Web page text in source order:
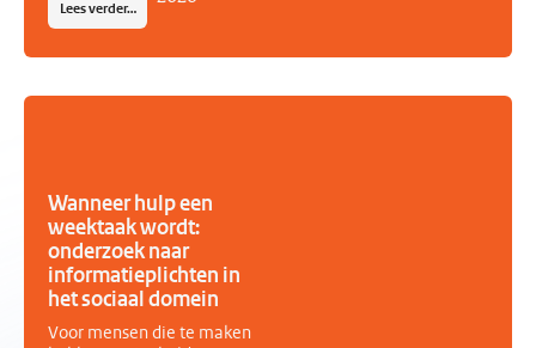
zij opleveren en wat
ministerie van
Binnenlandse Zaken en
Koninkrijksrelaties in het
kader van het Actieplan
Open Overheid.
Lees verder…
Wanneer hulp een
weektaak wordt:
onderzoek naar
informatieplichten in
het sociaal domein
Voor mensen die te maken